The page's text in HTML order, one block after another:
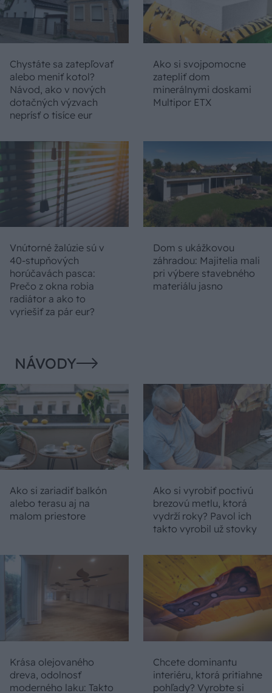
Chystáte sa zatepľovať
alebo meniť kotol?
Návod, ako v nových
dotačných výzvach
neprísť o tisíce eur
Ako si svojpomocne
zatepliť dom
minerálnymi doskami
Multipor ETX
Vnútorné žalúzie sú v
40-stupňových
horúčavách pasca:
Prečo z okna robia
radiátor a ako to
vyriešiť za pár eur?
Dom s ukážkovou
záhradou: Majitelia mali
pri výbere stavebného
materiálu jasno
NÁVODY
Ako si zariadiť balkón
alebo terasu aj na
malom priestore
Ako si vyrobiť poctivú
brezovú metlu, ktorá
vydrží roky? Pavol ich
takto vyrobil už stovky
Krása olejovaného
dreva, odolnosť
moderného laku: Takto
Chcete dominantu
interiéru, ktorá pritiahne
pohľady? Vyrobte si